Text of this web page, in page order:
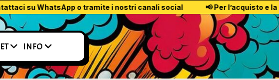
su WhatsApp o tramite i nostri canali social 📢 Per l’acquisto e la
INFO